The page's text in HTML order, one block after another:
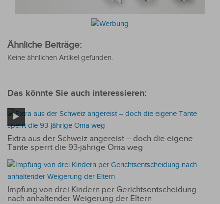
Ähnliche Beiträge:
Keine ähnlichen Artikel gefunden.
Das könnte Sie auch interessieren:
Extra aus der Schweiz angereist – doch die eigene
Tante sperrt die 93-jährige Oma weg
Impfung von drei Kindern per Gerichtsentscheidung
nach anhaltender Weigerung der Eltern